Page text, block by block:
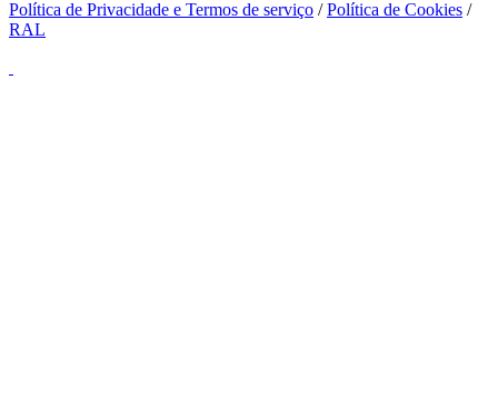
Política de Privacidade e Termos de serviço /Política de Cookies /
RAL